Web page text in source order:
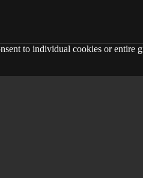
to individual cookies or entire